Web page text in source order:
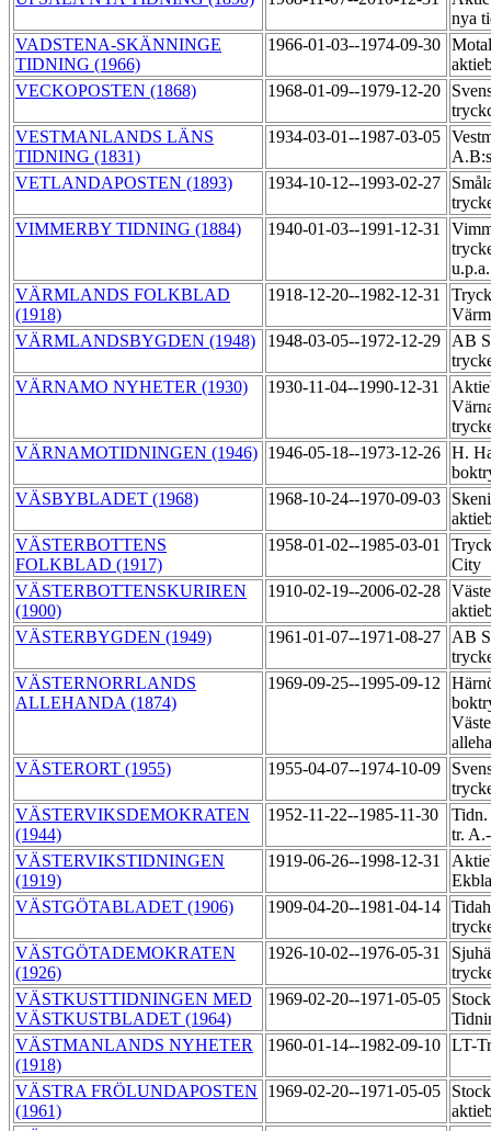
nya
VADSTENA-SKÄNNINGE
TIDNING (1966)
1966-01-03--1974-09-30
VECKOPOSTEN (1868)
1968-01-09--1979-12-20
VESTMANLANDS LÄNS
TIDNING (1831)
1934-03-01--1987-03-05
VETLANDAPOSTEN (1893)
1934-10-12--1993-02-27
VIMMERBY TIDNING (1884)
1940-01-03--1991-12-31
VÄRMLANDS FOLKBLAD
(1918)
1918-12-20--1982-12-31
VÄRMLANDSBYGDEN (1948)
1948-03-05--1972-12-29
AB
VÄRNAMO NYHETER (1930)
1930-11-04--1990-12-31
VÄRNAMOTIDNINGEN (1946) 1946-05-18--1973-12-26 H.
VÄSBYBLADET (1968)
1968-10-24--1970-09-03
VÄSTERBOTTENS
FOLKBLAD (1917)
1958-01-02--1985-03-01
City
VÄSTERBOTTENSKURIREN
(1900)
1910-02-19--2006-02-28
VÄSTERBYGDEN (1949)
1961-01-07--1971-08-27
AB
VÄSTERNORRLANDS
ALLEHANDA (1874)
1969-09-25--1995-09-12
VÄSTERORT (1955)
1955-04-07--1974-10-09
VÄSTERVIKSDEMOKRATEN
(1944)
1952-11-22--1985-11-30
Tidn.
tr.
VÄSTERVIKSTIDNINGEN
(1919)
1919-06-26--1998-12-31
VÄSTGÖTABLADET (1906)
1909-04-20--1981-04-14
VÄSTGÖTADEMOKRATEN
(1926)
1926-10-02--1976-05-31
VÄSTKUSTTIDNINGEN MED
VÄSTKUSTBLADET (1964)
1969-02-20--1971-05-05
VÄSTMANLANDS NYHETER
(1918)
1960-01-14--1982-09-10 LT-
VÄSTRA FRÖLUNDAPOSTEN
(1961)
1969-02-20--1971-05-05